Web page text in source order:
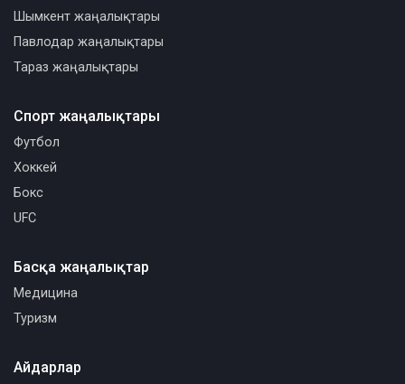
Шымкент жаңалықтары
Павлодар жаңалықтары
Тараз жаңалықтары
Спорт жаңалықтары
Футбол
Хоккей
Бокс
UFC
Басқа жаңалықтар
Медицина
Туризм
Айдарлар